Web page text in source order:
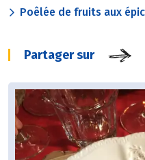
Poêlée de fruits aux
Partager sur